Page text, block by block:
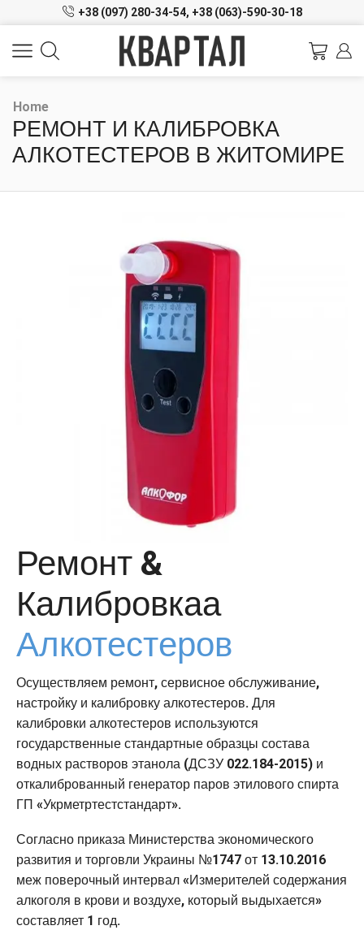
+38 (097) 280-34-54, +38 (063)-590-30-18
Home
РЕМОНТ И КАЛИБРОВКА
АЛКОТЕСТЕРОВ В ЖИТОМИРЕ
Ремонт &
Калибровкаа
Алкотестеров
Осуществляем ремонт, сервисное обслуживание,
настройку и калибровку алкотестеров. Для
калибровки алкотестеров используются
государственные стандартные образцы состава
водных растворов этанола (ДСЗУ 022.184-2015) и
откалиброванный генератор паров этилового спирта
ГП «Укрметртестстандарт».
Согласно приказа Министерства экономического
развития и торговли Украины №1747 от 13.10.2016
меж поверочный интервал «Измерителей содержания
алкоголя в крови и воздухе, который выдыхается»
составляет 1 год.